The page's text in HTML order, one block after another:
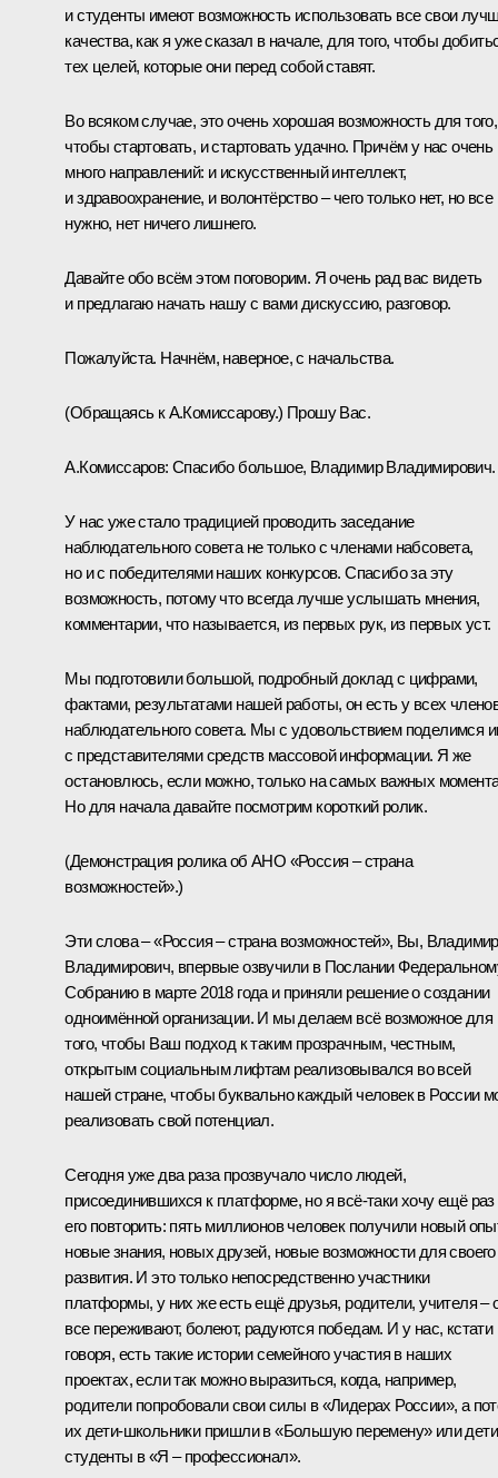
и студенты имеют возможность использовать все свои
качества, как я уже сказал в начале, для того, чтобы
тех целей, которые они перед собой ставят.
Во всяком случае, это очень хорошая возможность для того,
чтобы стартовать, и стартовать удачно. Причём у нас очень
много направлений: и искусственный интеллект,
и здравоохранение, и волонтёрство – чего только нет, но все
нужно, нет ничего лишнего.
Давайте обо всём этом поговорим. Я очень рад вас видеть
и предлагаю начать нашу с вами дискуссию, разговор.
Пожалуйста. Начнём, наверное, с начальства.
(Обращаясь к А.Комиссарову.) Прошу Вас.
А.Комиссаров: Спасибо большое, Владимир Владимирович.
У нас уже стало традицией проводить заседание
наблюдательного совета не только с членами набсовета,
но и с победителями наших конкурсов. Спасибо за эту
возможность, потому что всегда лучше услышать мнения,
комментарии, что называется, из первых рук, из первых уст.
Мы подготовили большой, подробный доклад с цифрами,
фактами, результатами нашей работы, он есть у всех
наблюдательного совета. Мы с удовольствием поделимся
с представителями средств массовой информации. Я же
остановлюсь, если можно, только на самых важных
Но для начала давайте посмотрим короткий ролик.
(Демонстрация ролика об АНО «Россия – страна
возможностей».)
Эти слова – «Россия – страна возможностей», Вы, Владимир
Владимирович, впервые озвучили в Послании
Собранию в марте 2018 года и приняли решение о создании
одноимённой организации. И мы делаем всё возможное для
того, чтобы Ваш подход к таким прозрачным, честным,
открытым социальным лифтам реализовывался во всей
нашей стране, чтобы буквально каждый человек в России
реализовать свой потенциал.
Сегодня уже два раза прозвучало число людей,
присоединившихся к платформе, но я всё-таки хочу ещё раз
его повторить: пять миллионов человек получили новый
новые знания, новых друзей, новые возможности для своего
развития. И это только непосредственно участники
платформы, у них же есть ещё друзья, родители, учителя –
все переживают, болеют, радуются победам. И у нас, кстати
говоря, есть такие истории семейного участия в наших
проектах, если так можно выразиться, когда, например,
родители попробовали свои силы в «Лидерах России», а
их дети-школьники пришли в «Большую перемену» или
студенты в «Я – профессионал».